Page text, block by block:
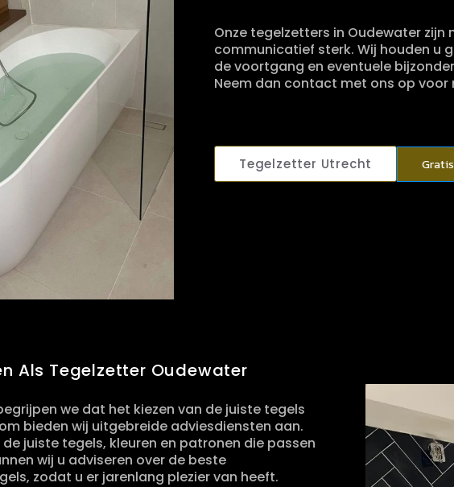
Onze tegelzetters in Oudewater
communicatief sterk. Wij houden u
de voortgang en eventuele
Neem dan contact met ons op voor
Tegelzetter Utrecht
Als Tegelzetter Oudewater
we dat het kiezen van de juiste tegels
bieden wij uitgebreide adviesdiensten aan.
juiste tegels, kleuren en patronen die passen
wij u adviseren over de beste
zodat u er jarenlang plezier van heeft.